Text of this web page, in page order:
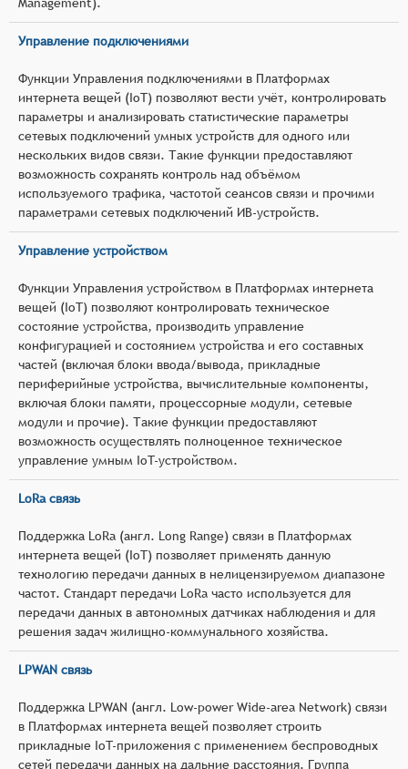
Управление подключениями
Функции Управления подключениями в Платформах
интернета вещей (IoT) позволяют вести учёт, контролировать
параметры и анализировать статистические параметры
сетевых подключений умных устройств для одного или
нескольких видов связи. Такие функции предоставляют
возможность сохранять контроль над объёмом
используемого трафика, частотой сеансов связи и прочими
параметрами сетевых подключений ИВ-устройств.
Управление устройством
Функции Управления устройством в Платформах интернета
вещей (IoT) позволяют контролировать техническое
состояние устройства, производить управление
конфигурацией и состоянием устройства и его составных
частей (включая блоки ввода/вывода, прикладные
периферийные устройства, вычислительные компоненты,
включая блоки памяти, процессорные модули, сетевые
модули и прочие). Такие функции предоставляют
возможность осуществлять полноценное техническое
управление умным IoT-устройством.
LoRa связь
Поддержка LoRa (англ. Long Range) связи в Платформах
интернета вещей (IoT) позволяет применять данную
технологию передачи данных в нелицензируемом диапазоне
частот. Стандарт передачи LoRa часто используется для
передачи данных в автономных датчиках наблюдения и для
решения задач жилищно-коммунального хозяйства.
LPWAN связь
Поддержка LPWAN (англ. Low-power Wide-area Network) связи
в Платформах интернета вещей позволяет строить
прикладные IoT-приложения с применением беспроводных
сетей передачи данных на дальние расстояния. Группа